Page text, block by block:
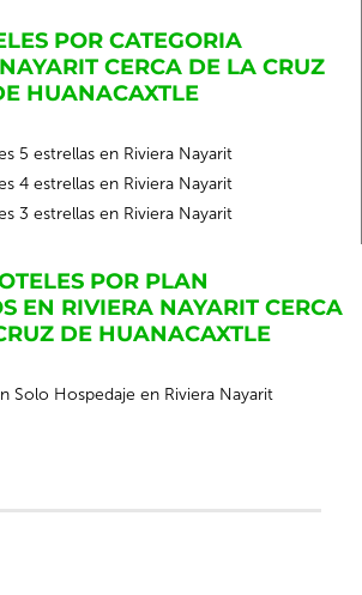
POR CATEGORIA
CERCA DE LA CRUZ
HUANACAXTLE
5 estrellas en Riviera Nayarit
4 estrellas en Riviera Nayarit
3 estrellas en Riviera Nayarit
POR PLAN
EN RIVIERA NAYARIT CERCA
DE HUANACAXTLE
Solo Hospedaje en Riviera Nayarit